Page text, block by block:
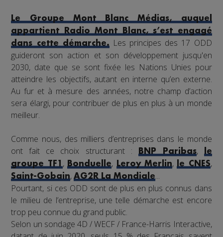
Le Groupe Mont Blanc Médias, auquel
appartient Radio Mont Blanc, s’est engagé
dans cette démarche.Les principes des 17 ODD
guideront son action et son développement jusqu'en
2030, date que se sont fixée les Nations Unies pour
atteindre les objectifs, autant en interne qu’en externe.
Au fur et à mesure des années, notre champ d’action
sera élargi, pour contribuer de plus en plus à un monde
meilleur.
Comme nous, des milliers d’entreprises dans le monde
ont fait ce choix structurant :
BNP Paribas,
le
groupe TF1 , Bonduelle, Leroy Merlin, le CNES,
Saint-Gobain,AG2R La Mondiale...
Pourtant, si ces ODD sont de plus en plus connus dans
le milieu de l’entreprise, une telle démarche est encore
trop peu connue du grand public.
Selon un sondage 4D / WECF / France-Harris Interactive,